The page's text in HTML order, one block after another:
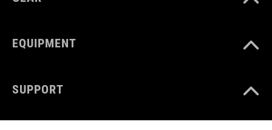
EQUIPMENT
SUPPORT